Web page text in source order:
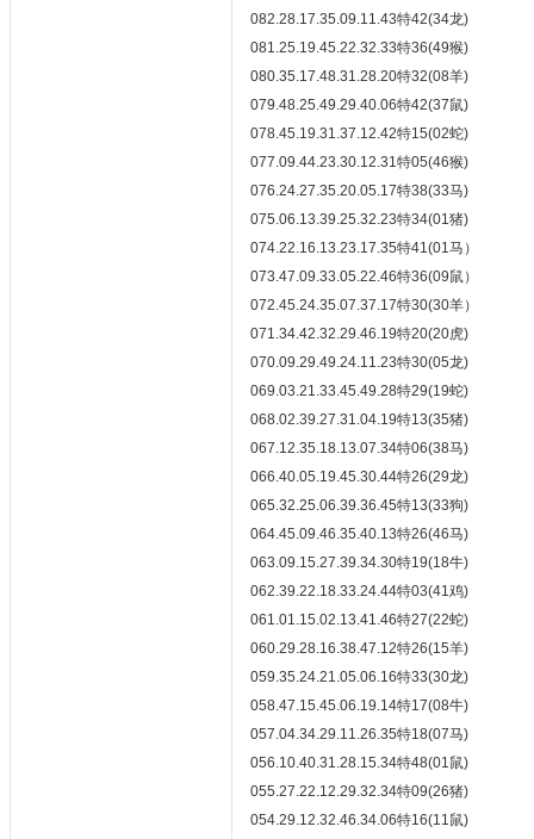
082.28.17.35.09.11.43特42(34龙)
081.25.19.45.22.32.33特36(49猴)
080.35.17.48.31.28.20特32(08羊)
079.48.25.49.29.40.06特42(37鼠)
078.45.19.31.37.12.42特15(02蛇)
077.09.44.23.30.12.31特05(46猴)
076.24.27.35.20.05.17特38(33马)
075.06.13.39.25.32.23特34(01猪)
074.22.16.13.23.17.35特41(01马）
073.47.09.33.05.22.46特36(09鼠）
072.45.24.35.07.37.17特30(30羊）
071.34.42.32.29.46.19特20(20虎)
070.09.29.49.24.11.23特30(05龙)
069.03.21.33.45.49.28特29(19蛇)
068.02.39.27.31.04.19特13(35猪)
067.12.35.18.13.07.34特06(38马)
066.40.05.19.45.30.44特26(29龙)
065.32.25.06.39.36.45特13(33狗)
064.45.09.46.35.40.13特26(46马)
063.09.15.27.39.34.30特19(18牛)
062.39.22.18.33.24.44特03(41鸡)
061.01.15.02.13.41.46特27(22蛇)
060.29.28.16.38.47.12特26(15羊)
059.35.24.21.05.06.16特33(30龙)
058.47.15.45.06.19.14特17(08牛)
057.04.34.29.11.26.35特18(07马)
056.10.40.31.28.15.34特48(01鼠)
055.27.22.12.29.32.34特09(26猪)
054.29.12.32.46.34.06特16(11鼠)